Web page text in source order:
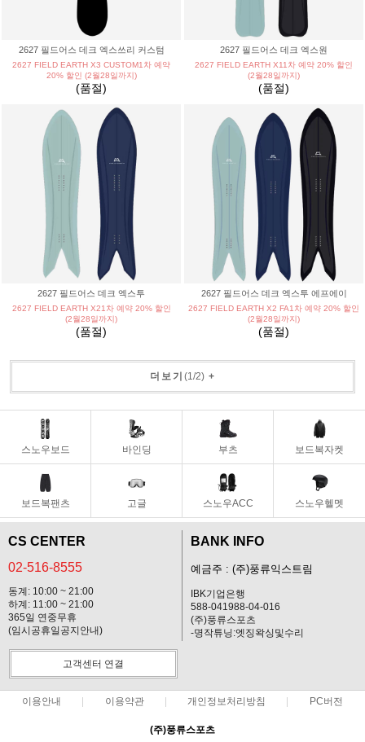
2627 필드어스 데크 엑스쓰리 커스텀
2627 FIELD EARTH X3 CUSTOM1차 예약
20% 할인 (2월28일까지)
(품절)
2627 필드어스 데크 엑스원
2627 FIELD EARTH X11차 예약 20% 할인
(2월28일까지)
(품절)
2627 필드어스 데크 엑스투
2627 FIELD EARTH X21차 예약 20% 할인
(2월28일까지)
(품절)
2627 필드어스 데크 엑스투 에프에이
2627 FIELD EARTH X2 FA1차 예약 20% 할인
(2월28일까지)
(품절)
더보기 (1/2)+
스노우보드 바인딩 부츠 보드복자켓
보드복팬츠 고글 스노우ACC 스노우헬멧
CS CENTER
02-516-8555
동계: 10:00 ~ 21:00
하계: 11:00 ~ 21:00
365일 연중무휴
(임시공휴일공지안내)
BANK INFO
예금주 : (주)풍류익스트림
IBK기업은행
588-041988-04-016
(주)풍류스포츠
-명작튜닝:엣징왁싱및수리
고객센터 연결
이용안내 이용약관 개인정보처리방침 PC버전
(주)풍류스포츠